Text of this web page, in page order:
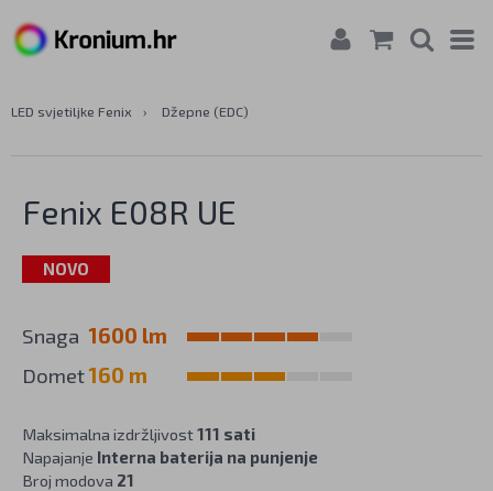
LED svjetiljke Fenix › Džepne (EDC)
Fenix E08R UE
NOVO
Snaga 1600 lm
Domet160 m
Maksimalna izdržljivost111 sati
Napajanje Interna baterija na punjenje
Broj modova 21